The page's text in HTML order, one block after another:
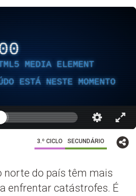
MEDIA ELEMENT
ESTÁ NESTE MOMENTO
3.º CICLO SECUNDÁRIO
norte do país têm mais
enfrentar catástrofes. É